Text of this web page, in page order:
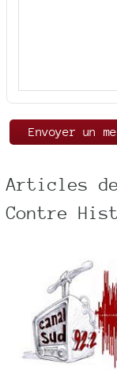
Articles
Contre